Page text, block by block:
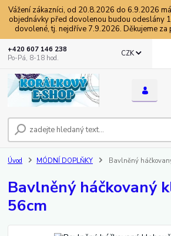
Vážení zákazníci, od 20.8.2026 do 6.9.2026
objednávky před dovolenou budou odeslány
dovolené, tj. nejdříve 7.9.2026. Děkujeme
CZK
+420 607 146 238
Po-Pá, 8-18 hod.
Úvod MÓDNÍ DOPLŇKY Bavlněný
Bavlněný háčkovaný
56cm